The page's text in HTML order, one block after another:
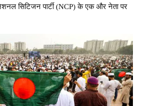
सिटिजन पार्टी (NCP) के एक और नेता पर